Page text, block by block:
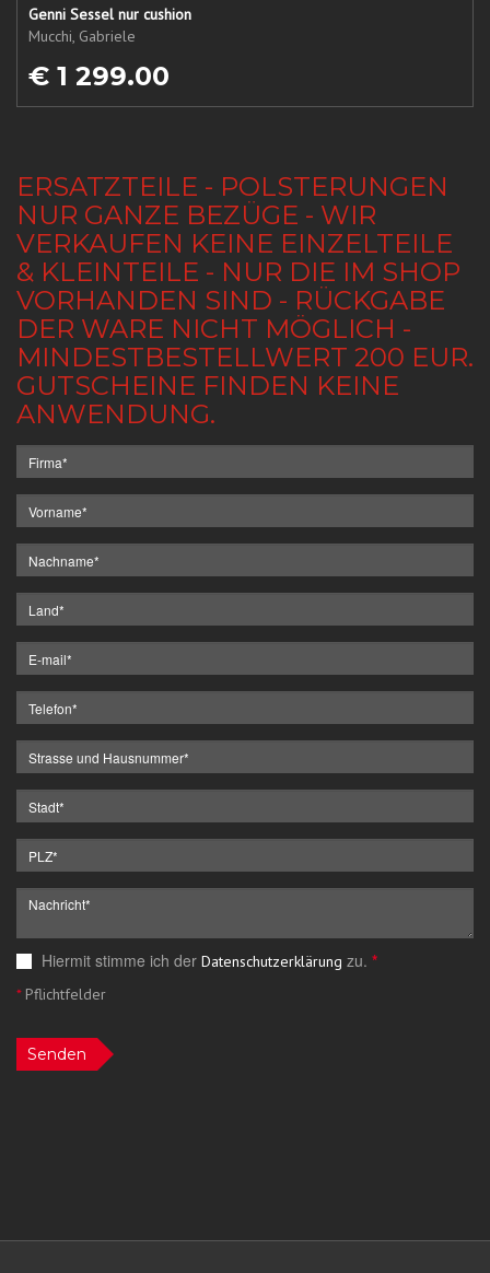
Genni Sessel nur cushion
Mucchi, Gabriele
€ 1 299.00
ERSATZTEILE - POLSTERUNGEN
NUR GANZE BEZÜGE - WIR
VERKAUFEN KEINE EINZELTEILE
& KLEINTEILE - NUR DIE IM SHOP
VORHANDEN SIND - RÜCKGABE
DER WARE NICHT MÖGLICH -
MINDESTBESTELLWERT 200 EUR.
GUTSCHEINE FINDEN KEINE
ANWENDUNG.
Hiermit stimme ich der Datenschutzerklärung zu. *
*Pflichtfelder
Senden